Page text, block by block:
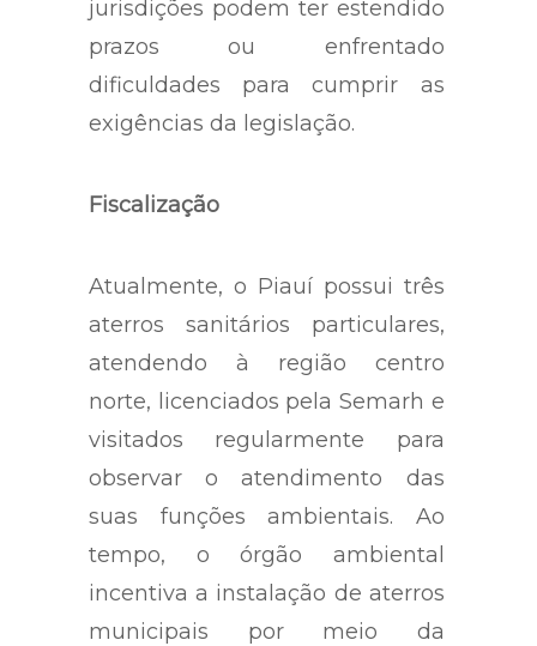
jurisdições podem ter estendido
prazos ou enfrentado
dificuldades para cumprir as
exigências da legislação.
Fiscalização
Atualmente, o Piauí possui três
aterros sanitários particulares,
atendendo à região centro
norte, licenciados pela Semarh e
visitados regularmente para
observar o atendimento das
suas funções ambientais. Ao
tempo, o órgão ambiental
incentiva a instalação de aterros
municipais por meio da